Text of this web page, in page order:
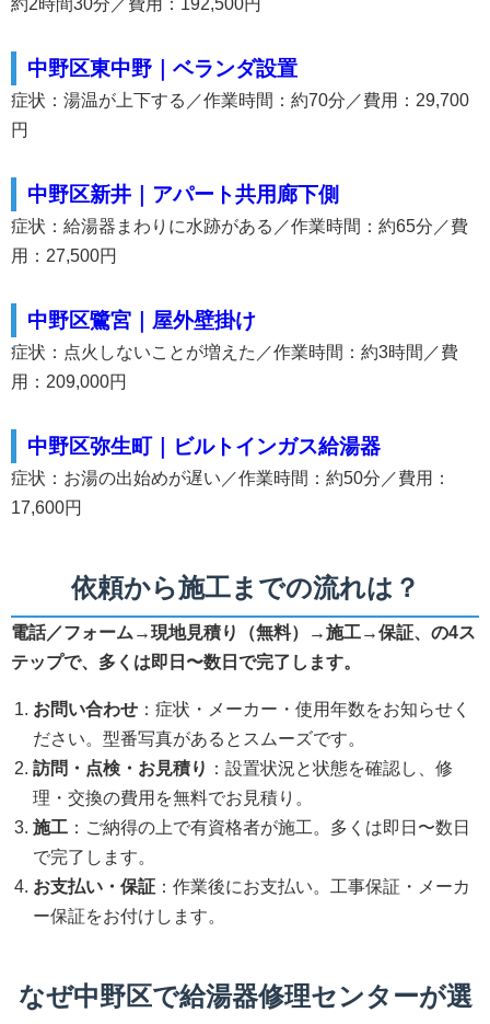
約2時間30分／費用：192,500円
中野区東中野｜ベランダ設置
症状：湯温が上下する／作業時間：約70分／費用：29,700
円
中野区新井｜アパート共用廊下側
症状：給湯器まわりに水跡がある／作業時間：約65分／費
用：27,500円
中野区鷺宮｜屋外壁掛け
症状：点火しないことが増えた／作業時間：約3時間／費
用：209,000円
中野区弥生町｜ビルトインガス給湯器
症状：お湯の出始めが遅い／作業時間：約50分／費用：
17,600円
依頼から施工までの流れは？
電話／フォーム→現地見積り（無料）→施工→保証、の4ス
テップで、多くは即日〜数日で完了します。
お問い合わせ ：症状・メーカー・使用年数をお知らせく
ださい。型番写真があるとスムーズです。
訪問・点検・お見積り ：設置状況と状態を確認し、修
理・交換の費用を無料でお見積り。
施工 ：ご納得の上で有資格者が施工。多くは即日〜数日
で完了します。
お支払い・保証 ：作業後にお支払い。工事保証・メーカ
ー保証をお付けします。
なぜ中野区で給湯器修理センターが選